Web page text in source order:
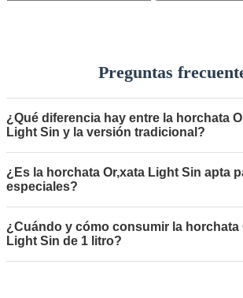
Preguntas
¿Qué diferencia hay entre la horchata
Light Sin y la versión tradicional?
¿Es la horchata Or,xata Light Sin apta
especiales?
¿Cuándo y cómo consumir la horchata
Light Sin de 1 litro?